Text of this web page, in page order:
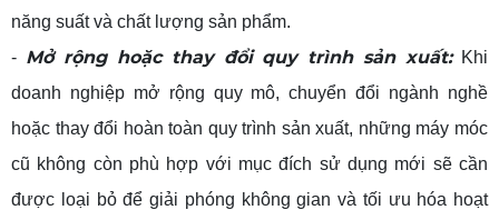
năng suất và chất lượng sản phẩm.
- Mở rộng hoặc thay đổi quy trình sản xuất:Khi
doanh nghiệp mở rộng quy mô, chuyển đổi ngành nghề
hoặc thay đổi hoàn toàn quy trình sản xuất, những máy móc
cũ không còn phù hợp với mục đích sử dụng mới sẽ cần
được loại bỏ để giải phóng không gian và tối ưu hóa hoạt